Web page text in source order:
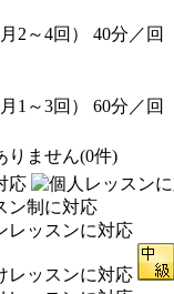
2～4回） 40分／回
月1～3回） 60分／回
りません(0件)